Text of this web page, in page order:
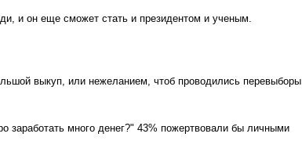
и он еще сможет стать и президентом и ученым.
выкуп, или нежеланием, чтоб проводились перевыборы
много денег?" 43% пожертвовали бы личными